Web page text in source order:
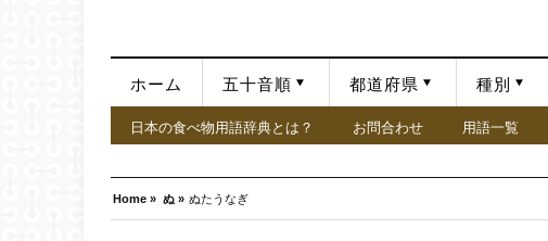
ホーム 五十音順 都道府県 種別
日本の食べ物用語辞典とは？ お問合わせ 用語一覧
Home » ぬ » ぬたうなぎ